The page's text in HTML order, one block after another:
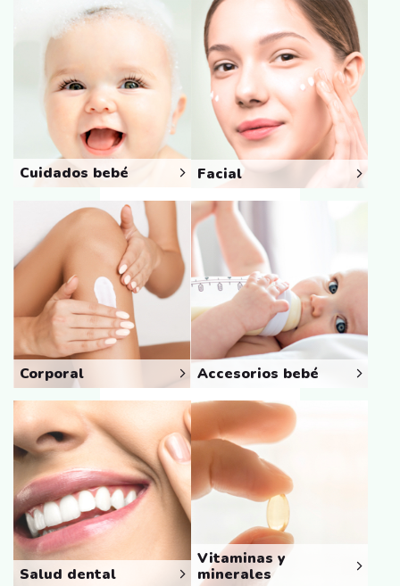
Cuidados bebé Facial
Corporal Accesorios bebé
Salud dental
Vitaminas y
minerales